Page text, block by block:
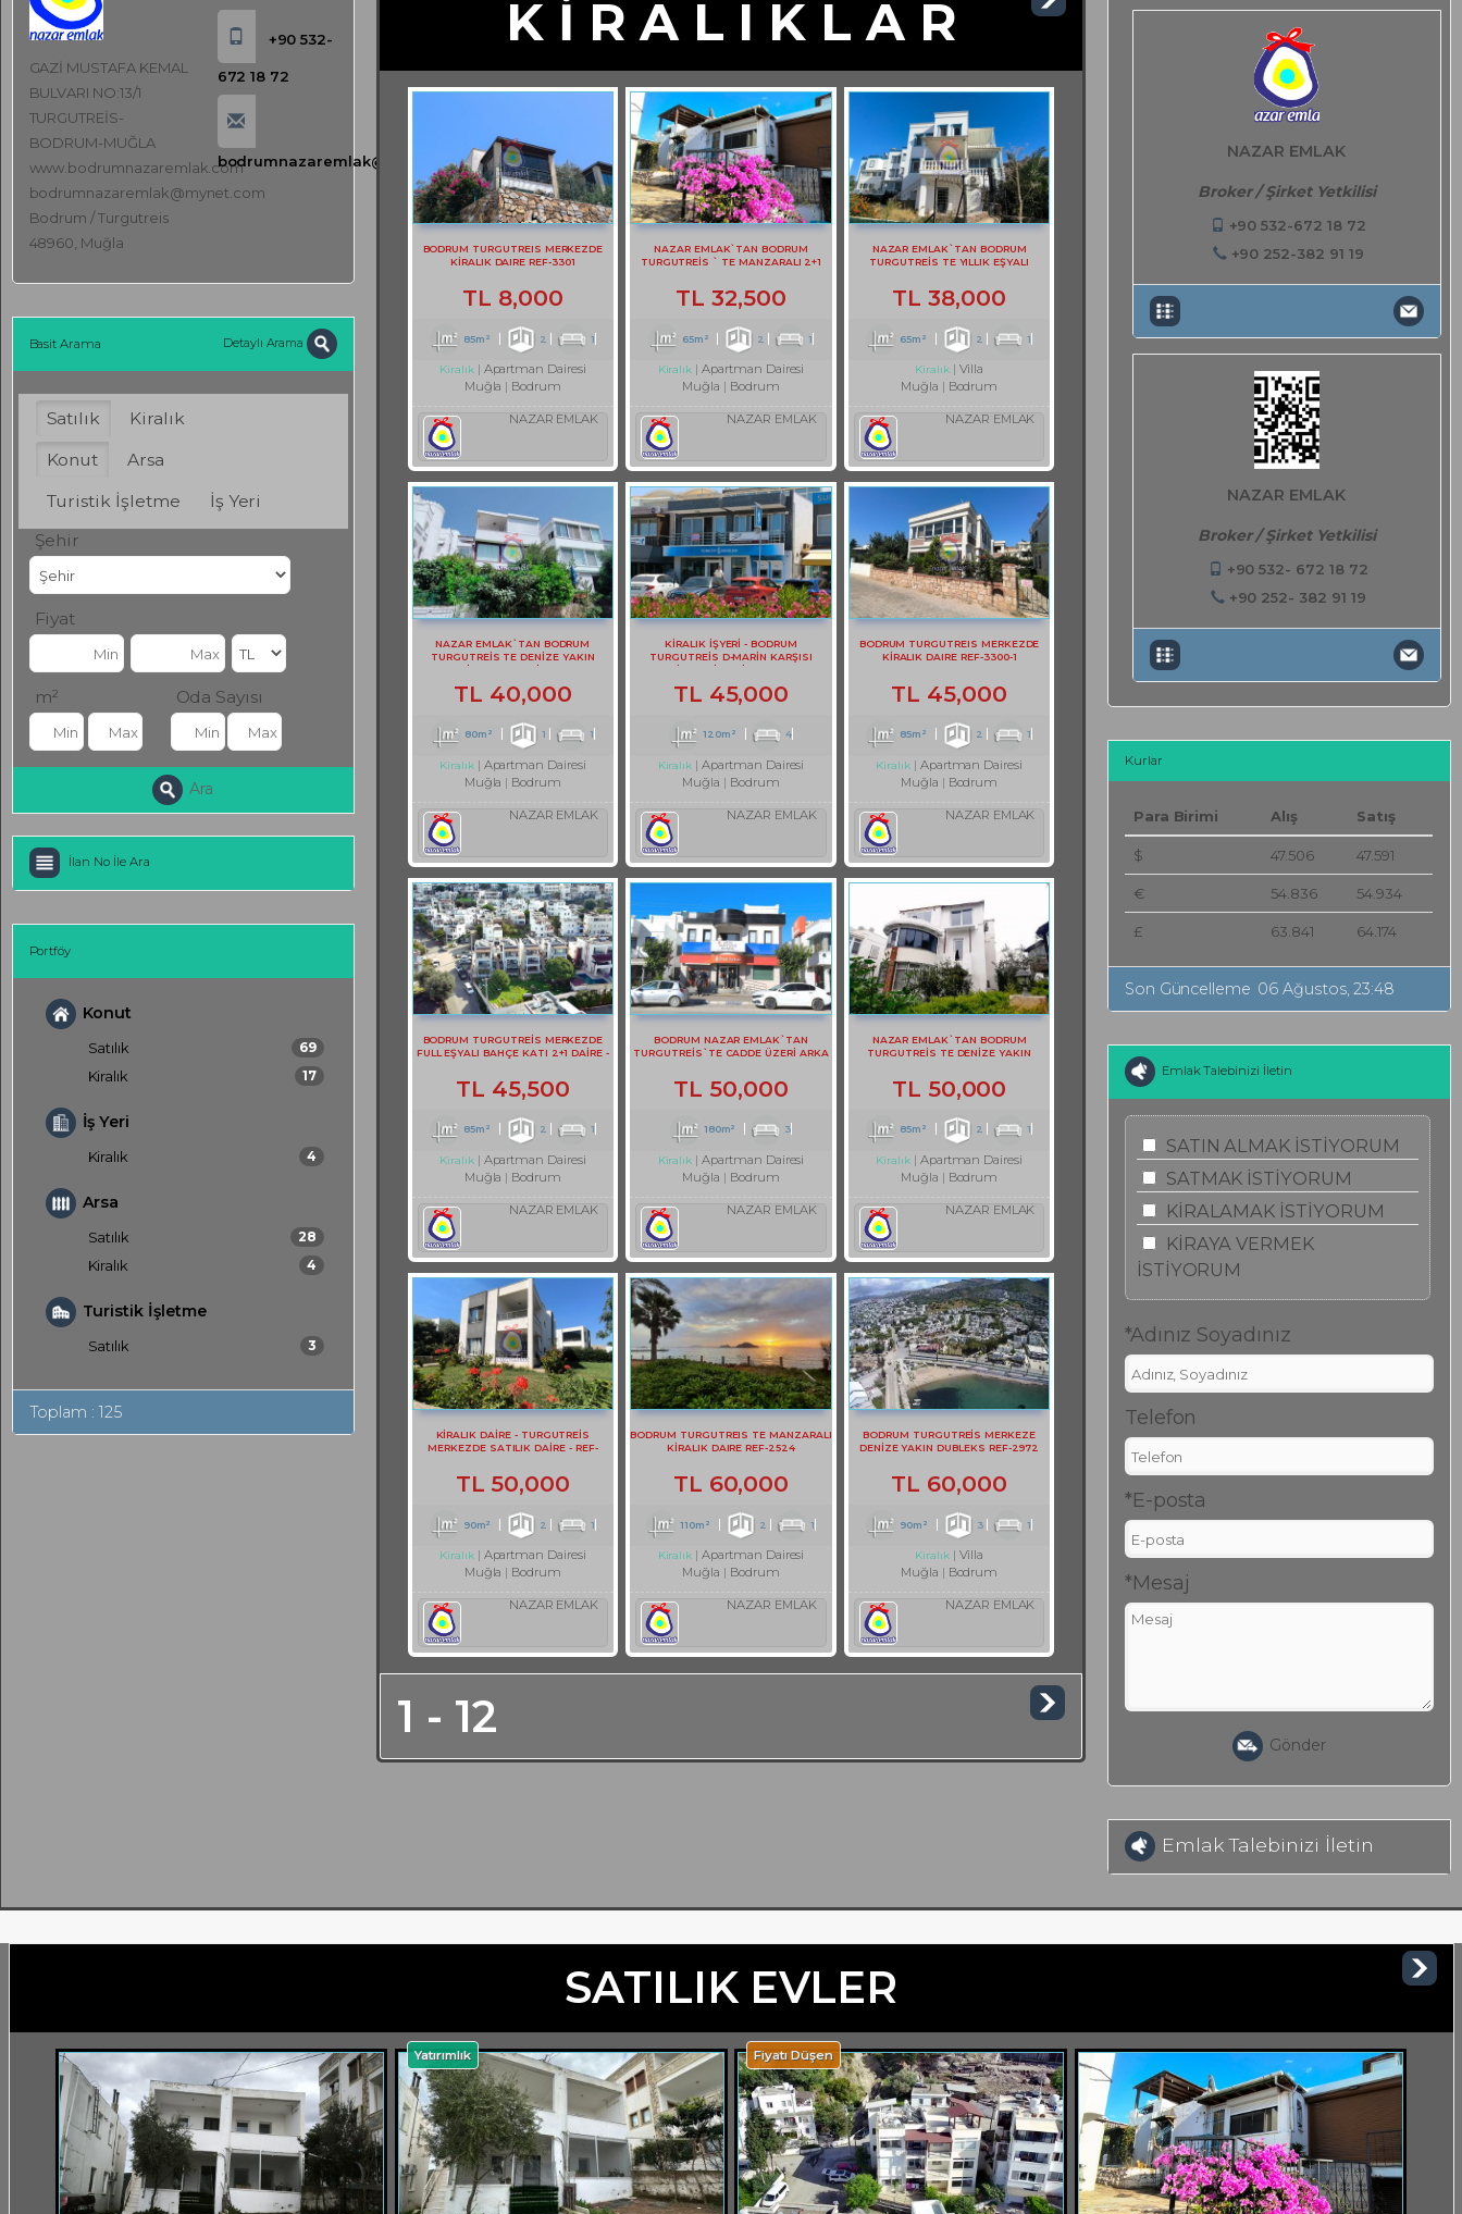
GAZİ MUSTAFA KEMAL
BULVARI NO:13/1
TURGUTREİS-
BODRUM-MUĞLA
www.bodrumnazaremlak.com
bodrumnazaremlak@mynet.com
Bodrum / Turgutreis
48960, Muğla
+90 532-
672 18 72
bodrumnazaremlak@mynet.com
Basit Arama Detaylı Arama
Satılık
Kiralık
Konut
Arsa
Turistik İşletme
İş Yeri
Şehir
Fiyat
m² Oda Sayısı
Ara
İlan No İle Ara
Portföy
Konut
Satılık 69
Kiralık 17
İş Yeri
Kiralık 4
Arsa
Satılık 28
Kiralık 4
Turistik İşletme
Satılık 3
Toplam : 125
K İ R A L I K L A R
BODRUM TURGUTREIS MERKEZDE
KİRALIK DAIRE REF-3301
TL 8,000
85m² 2 1
Kiralık
Apartman Dairesi
Muğla
Bodrum
NAZAR EMLAK
NAZAR EMLAK`TAN BODRUM
TURGUTREİS ` TE MANZARALI 2+1
TL 32,500
65m² 2 1
Kiralık
Apartman Dairesi
Muğla
Bodrum
NAZAR EMLAK
NAZAR EMLAK`TAN BODRUM
TURGUTREİS TE YILLIK EŞYALI
TL 38,000
65m² 2 1
Kiralık
Villa
Muğla
Bodrum
NAZAR EMLAK
NAZAR EMLAK`TAN BODRUM
TURGUTREİS TE DENİZE YAKIN
EŞYALI KİRALIK 1+1 DAİRE REF-2983
TL 40,000
80m² 1 1
Kiralık
Apartman Dairesi
Muğla
Bodrum
NAZAR EMLAK
KİRALIK İŞYERİ - BODRUM
TURGUTREİS D-MARİN KARŞISI
KİRALIK İŞYERİ REF-3131
TL 45,000
120m² 4
Kiralık
Apartman Dairesi
Muğla
Bodrum
NAZAR EMLAK
BODRUM TURGUTREIS MERKEZDE
KİRALIK DAIRE REF-3300-1
TL 45,000
85m² 2 1
Kiralık
Apartman Dairesi
Muğla
Bodrum
NAZAR EMLAK
BODRUM TURGUTREİS MERKEZDE
FULL EŞYALI BAHÇE KATI 2+1 DAİRE -
TL 45,500
85m² 2 1
Kiralık
Apartman Dairesi
Muğla
Bodrum
NAZAR EMLAK
BODRUM NAZAR EMLAK`TAN
TURGUTREİS`TE CADDE ÜZERİ ARKA
TL 50,000
180m² 3
Kiralık
Apartman Dairesi
Muğla
Bodrum
NAZAR EMLAK
NAZAR EMLAK`TAN BODRUM
TURGUTREİS TE DENİZE YAKIN
TL 50,000
85m² 2 1
Kiralık
Apartman Dairesi
Muğla
Bodrum
NAZAR EMLAK
KİRALIK DAİRE - TURGUTREİS
MERKEZDE SATILIK DAİRE - REF-
TL 50,000
90m² 2 1
Kiralık
Apartman Dairesi
Muğla
Bodrum
NAZAR EMLAK
BODRUM TURGUTREIS TE MANZARALI
KİRALIK DAIRE REF-2524
TL 60,000
110m² 2 1
Kiralık
Apartman Dairesi
Muğla
Bodrum
NAZAR EMLAK
BODRUM TURGUTREİS MERKEZE
DENİZE YAKIN DUBLEKS REF-2972
TL 60,000
90m² 3 1
Kiralık
Villa
Muğla
Bodrum
NAZAR EMLAK
1 - 12
NAZAR EMLAK
Broker / Şirket Yetkilisi
+90 532-672 18 72
+90 252-382 91 19
NAZAR EMLAK
Broker / Şirket Yetkilisi
+90 532- 672 18 72
+90 252- 382 91 19
Kurlar
Para Birimi Alış Satış
$ 47.506 47.591
€ 54.836 54.934
£ 63.841 64.174
Son Güncelleme 06 Ağustos, 23:48
Emlak Talebinizi İletin
SATIN ALMAK İSTİYORUM
SATMAK İSTİYORUM
KİRALAMAK İSTİYORUM
KİRAYA VERMEK
İSTİYORUM
*Adınız Soyadınız
Telefon
*E-posta
*Mesaj
Gönder
Emlak Talebinizi İletin
SATILIK EVLER
Yatırımlık Fiyatı Düşen